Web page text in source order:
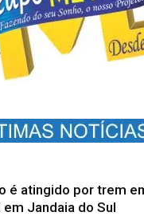
é atingido por trem
em Jandaia do Sul